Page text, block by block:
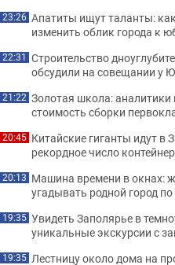
23:26 Апатиты ищут таланты:
изменить облик города к
22:31 Строительство
обсудили на совещании у
21:22 Золотая школа:
стоимость сборки
20:45 Китайские гиганты идут в
рекордное число
20:13 Машина времени в окнах:
угадывать родной город
19:35 Увидеть Заполярье в
уникальные экскурсии с
19:35 Лестницу около дома на